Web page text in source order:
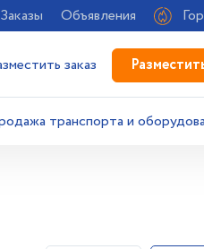
Заказы Объявления
заказ
транспорта и